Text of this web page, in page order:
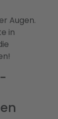
Augen.
in